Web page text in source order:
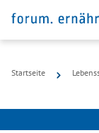
Startseite